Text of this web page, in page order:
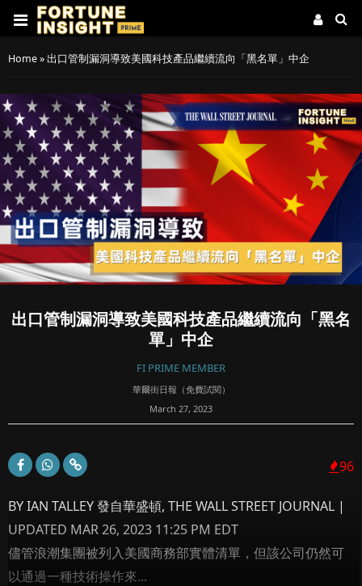
Home»出口管制漏洞導致美國科技產品繼續流向「黑名單」中企
出口管制漏洞導致美國科技產品繼續流向「黑名
單」中企
FI PRIME MEMBER
華爾街日報（免費試閱）
March 27, 2023
96
BY IAN TALLEY 發自華盛頓, THE WALL STREET JOURNAL |
UPDATED MAR 26, 2023 11:25 PM EDT
儘管浪潮集團被列入美國商務部實體清單，但該公司仍然可
以通過一種技術操作來...